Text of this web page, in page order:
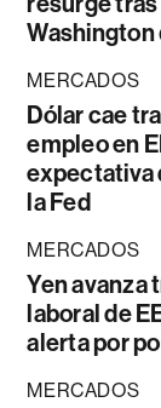
Washington
MERCADOS
Dólar cae
empleo en
expectativa
la Fed
MERCADOS
Yen avanza
laboral de
alerta por
MERCADOS